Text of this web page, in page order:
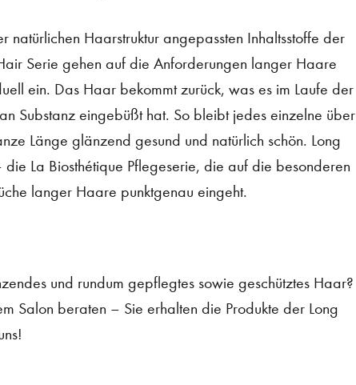
natürlichen Haarstruktur angepassten Inhaltsstoffe der
Serie gehen auf die Anforderungen langer Haare
ein. Das Haar bekommt zurück, was es im Laufe der
Substanz eingebüßt hat. So bleibt jedes einzelne über
Länge glänzend gesund und natürlich schön. Long
die La Biosthétique Pflegeserie, die auf die besonderen
langer Haare punktgenau eingeht.
und rundum gepflegtes sowie geschütztes Haar?
Salon beraten – Sie erhalten die Produkte der Long